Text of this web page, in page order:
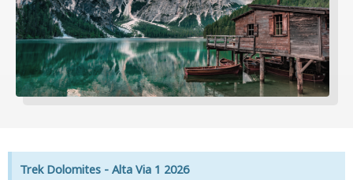
Trek Dolomites - Alta Via 1 2026